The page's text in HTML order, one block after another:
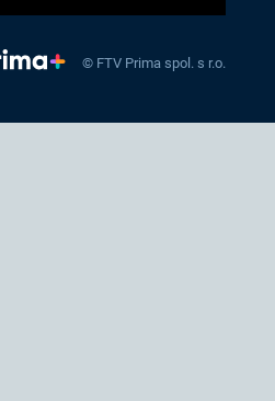
© FTV Prima spol. s r.o.